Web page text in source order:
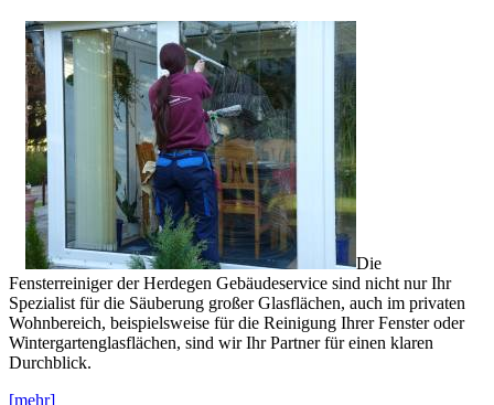
Die
Fensterreiniger der Herdegen Gebäudeservice sind nicht nur Ihr
Spezialist für die Säuberung großer Glasflächen, auch im privaten
Wohnbereich, beispielsweise für die Reinigung Ihrer Fenster oder
Wintergartenglasflächen, sind wir Ihr Partner für einen klaren
Durchblick.
[mehr]